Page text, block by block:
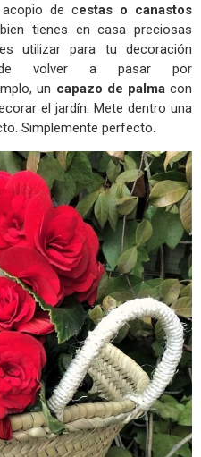
de cestas o canastos
tienes en casa preciosas
utilizar para tu decoración
de volver a pasar por
un capazo de palmacon
el jardín. Mete dentro una
Simplemente perfecto.